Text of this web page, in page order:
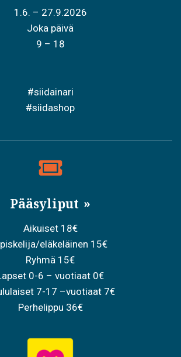
1.6. – 27.9.2026
Joka päivä
9 – 18
#siidainari
#siidashop
Pääsyliput
Aikuiset 18€
eläkeläinen 15€
Ryhmä 15€
0-6 – vuotiaat 0€
7-17 –vuotiaat 7€
Perhelippu 36€